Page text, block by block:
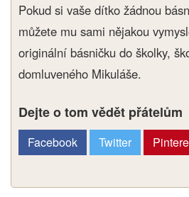
Pokud si vaše dítko žádnou
můžete mu sami nějakou
originální básničku do školky,
domluveného Mikuláše.
Dejte o tom vědět přátelům
Facebook Twitter